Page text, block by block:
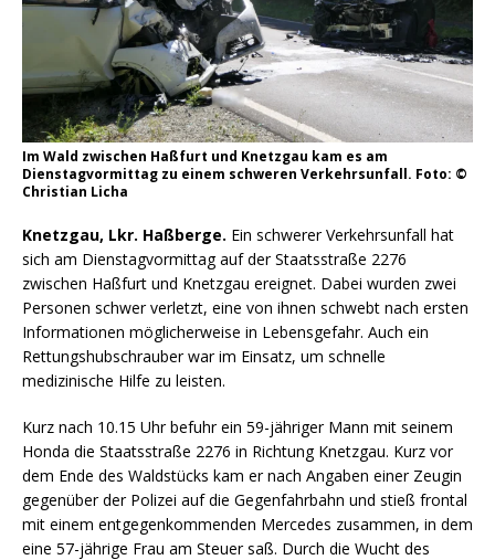
Im Wald zwischen Haßfurt und Knetzgau kam es am
Dienstagvormittag zu einem schweren Verkehrsunfall. Foto: ©
Christian Licha
Knetzgau, Lkr. Haßberge. Ein schwerer Verkehrsunfall hat
sich am Dienstagvormittag auf der Staatsstraße 2276
zwischen Haßfurt und Knetzgau ereignet. Dabei wurden zwei
Personen schwer verletzt, eine von ihnen schwebt nach ersten
Informationen möglicherweise in Lebensgefahr. Auch ein
Rettungshubschrauber war im Einsatz, um schnelle
medizinische Hilfe zu leisten.
Kurz nach 10.15 Uhr befuhr ein 59-jähriger Mann mit seinem
Honda die Staatsstraße 2276 in Richtung Knetzgau. Kurz vor
dem Ende des Waldstücks kam er nach Angaben einer Zeugin
gegenüber der Polizei auf die Gegenfahrbahn und stieß frontal
mit einem entgegenkommenden Mercedes zusammen, in dem
eine 57-jährige Frau am Steuer saß. Durch die Wucht des